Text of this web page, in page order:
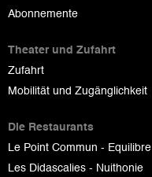
Abonnemente
Theater und Zufahrt
Zufahrt
Mobilität und Zugänglichkeit
Die Restaurants
Le Point Commun - Equilibre
Les Didascalies - Nuithonie